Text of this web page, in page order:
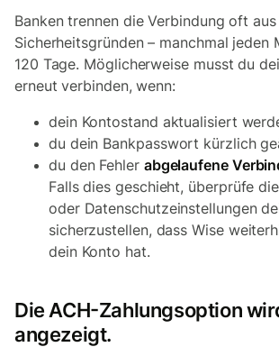
Banken trennen die Verbindung oft aus
Sicherheitsgründen – manchmal jeden
120 Tage. Möglicherweise musst du
erneut verbinden, wenn:
dein Kontostand aktualisiert
du dein Bankpasswort kürzlich
du den Fehler abgelaufene
Falls dies geschieht, überprüfe
oder Datenschutzeinstellungen
sicherzustellen, dass Wise
dein Konto hat.
Die ACH-Zahlungsoption
angezeigt.